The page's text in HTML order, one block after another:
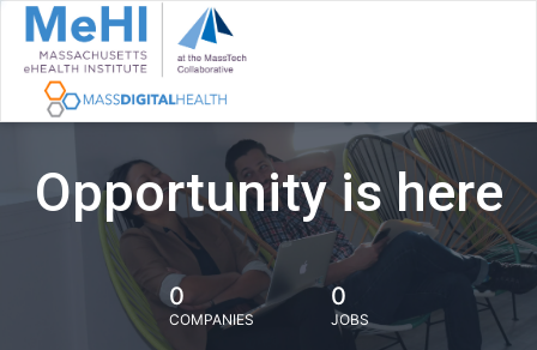
Opportunity is here
0
COMPANIES
0
JOBS